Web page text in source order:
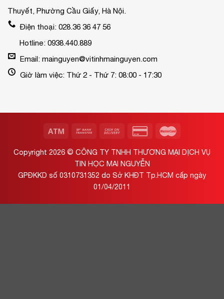
Thuyết, Phường Cầu Giấy, Hà Nội.
Điện thoại: 028.36 36 47 56
Hotline: 0938.440.889
Email: mainguyen@vitinhmainguyen.com
Giờ làm việc: Thứ 2 - Thứ 7: 08:00 - 17:30
Copyright 2026 © CÔNG TY TNHH THƯƠNG MẠI DỊCH VỤ
TIN HỌC MAI NGUYỄN
GPĐKKD số 0310731352 do Sở KHĐT Tp.HCM cấp ngày
01/04/2011